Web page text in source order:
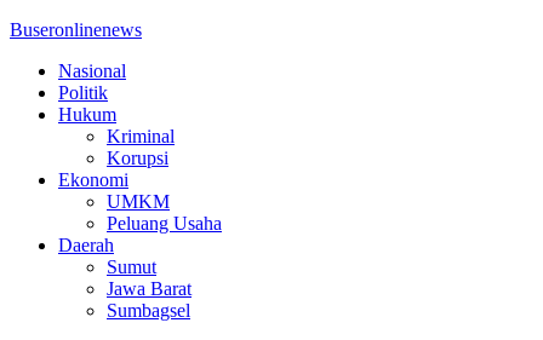
Buseronlinenews
Nasional
Politik
Hukum
Kriminal
Korupsi
Ekonomi
UMKM
Peluang Usaha
Daerah
Sumut
Jawa Barat
Sumbagsel